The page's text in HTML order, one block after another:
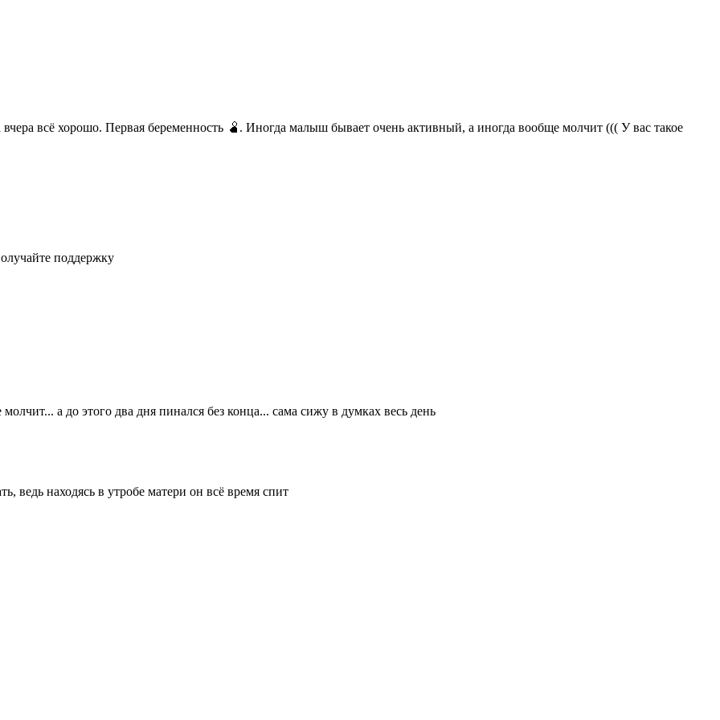
всё хорошо. Первая беременность 🫄. Иногда малыш бывает очень активный, а иногда вообще молчит ((( У вас такое
поддержку
а до этого два дня пинался без конца... сама сижу в думках весь день
ведь находясь в утробе матери он всё время спит